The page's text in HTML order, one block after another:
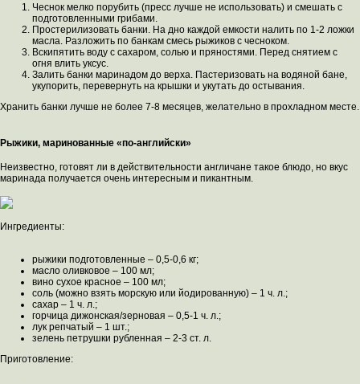
Чеснок мелко порубить (пресс лучше не использовать) и смешать с
подготовленными грибами.
Простерилизовать банки. На дно каждой емкости налить по 1-2 ложки
масла. Разложить по банкам смесь рыжиков с чесноком.
Вскипятить воду с сахаром, солью и пряностями. Перед снятием с
огня влить уксус.
Залить банки маринадом до верха. Пастеризовать на водяной бане,
укупорить, перевернуть на крышки и укутать до остывания.
Хранить банки лучше не более 7-8 месяцев, желательно в прохладном месте.
Рыжики, маринованные «по-английски»
Неизвестно, готовят ли в действительности англичане такое блюдо, но вкус
маринада получается очень интересным и пикантным.
Ингредиенты:
рыжики подготовленные – 0,5-0,6 кг;
масло оливковое – 100 мл;
вино сухое красное – 100 мл;
соль (можно взять морскую или йодированную) – 1 ч. л.;
сахар – 1 ч. л.;
горчица дижонская/зерновая – 0,5-1 ч. л.;
лук репчатый – 1 шт.;
зелень петрушки рубленная – 2-3 ст. л.
Приготовление: